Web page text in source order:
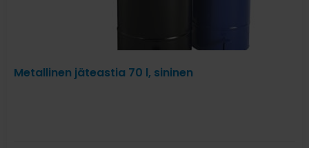
Metallinen jäteastia 70 l, sininen